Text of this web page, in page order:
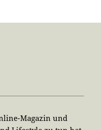
Magazin und